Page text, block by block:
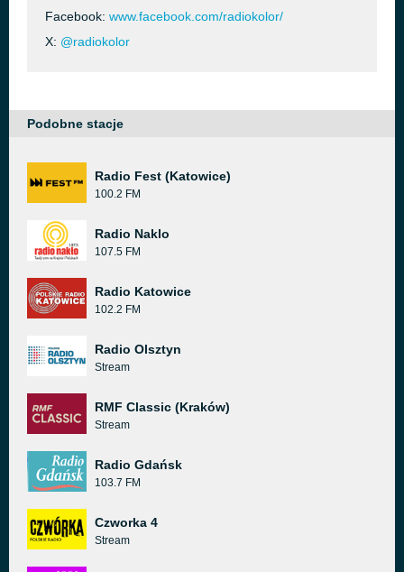
Facebook: www.facebook.com/radiokolor/
X: @radiokolor
Podobne stacje
Radio Fest (Katowice)
100.2 FM
Radio Naklo
107.5 FM
Radio Katowice
102.2 FM
Radio Olsztyn
Stream
RMF Classic (Kraków)
Stream
Radio Gdańsk
103.7 FM
Czworka 4
Stream